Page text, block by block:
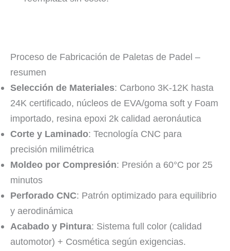
Proceso de Fabricación de Paletas de Padel –
resumen
Selección de Materiales: Carbono 3K-12K hasta
24K certificado, núcleos de EVA/goma soft y Foam
importado, resina epoxi 2k calidad aeronáutica
Corte y Laminado: Tecnología CNC para
precisión milimétrica
Moldeo por Compresión: Presión a 60°C por 25
minutos
Perforado CNC: Patrón optimizado para equilibrio
y aerodinámica
Acabado y Pintura: Sistema full color (calidad
automotor) + Cosmética según exigencias.